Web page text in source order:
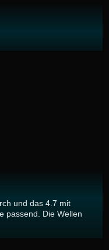
und das 4.7 mit
passend. Die Wellen